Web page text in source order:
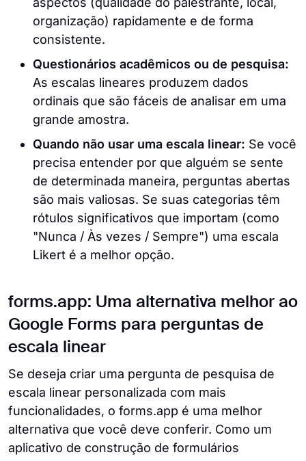
organização) rapidamente e de forma
consistente.
Questionários acadêmicos ou de pesquisa:
As escalas lineares produzem dados
ordinais que são fáceis de analisar em uma
grande amostra.
Quando não usar uma escala linear: Se você
precisa entender por que alguém se sente
de determinada maneira, perguntas abertas
são mais valiosas. Se suas categorias têm
rótulos significativos que importam (como
"Nunca / Às vezes / Sempre") uma escala
Likert é a melhor opção.
forms.app: Uma alternativa melhor ao
Google Forms para perguntas de
escala linear
Se deseja criar uma pergunta de pesquisa de
escala linear personalizada com mais
funcionalidades, o forms.app é uma melhor
alternativa que você deve conferir. Como um
aplicativo de construção de formulários